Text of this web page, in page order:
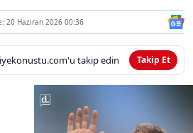
20 Haziran 2026 00:36
takip edin Takip Et